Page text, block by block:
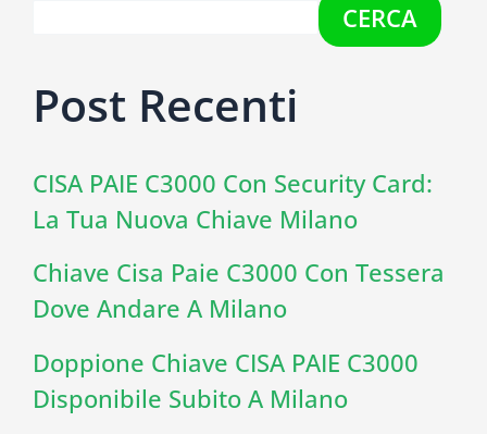
CERCA
Post Recenti
CISA PAIE C3000 Con Security Card:
La Tua Nuova Chiave Milano
Chiave Cisa Paie C3000 Con Tessera
Dove Andare A Milano
Doppione Chiave CISA PAIE C3000
Disponibile Subito A Milano